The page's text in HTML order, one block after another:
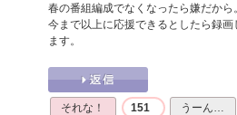
春の番組編成でなくなったら嫌だから。
今まで以上に応援できるとしたら録
ます。
それな！ 151 うーん…